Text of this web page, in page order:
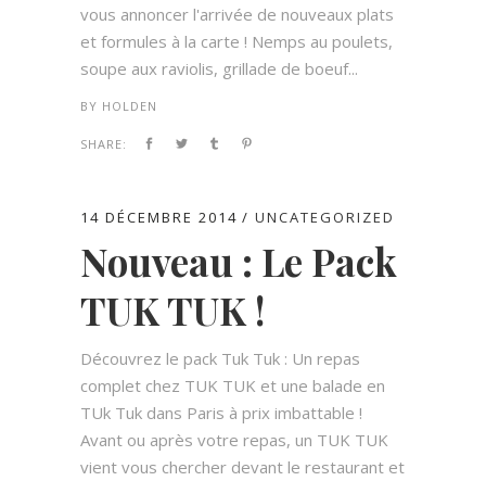
vous annoncer l'arrivée de nouveaux plats
et formules à la carte ! Nemps au poulets,
soupe aux raviolis, grillade de boeuf...
BY HOLDEN
SHARE:
14 DÉCEMBRE 2014 UNCATEGORIZED
Nouveau : Le Pack
TUK TUK !
Découvrez le pack Tuk Tuk : Un repas
complet chez TUK TUK et une balade en
TUk Tuk dans Paris à prix imbattable !
Avant ou après votre repas, un TUK TUK
vient vous chercher devant le restaurant et